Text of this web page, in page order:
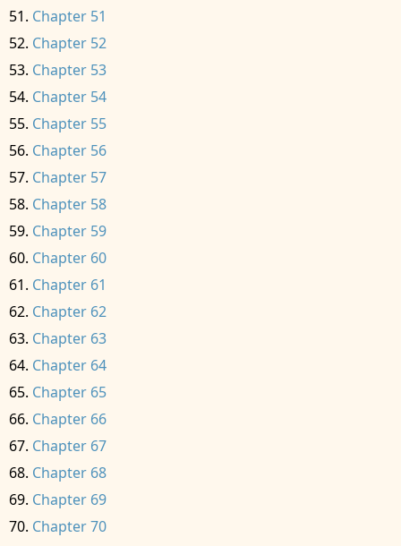
Chapter 51
Chapter 52
Chapter 53
Chapter 54
Chapter 55
Chapter 56
Chapter 57
Chapter 58
Chapter 59
Chapter 60
Chapter 61
Chapter 62
Chapter 63
Chapter 64
Chapter 65
Chapter 66
Chapter 67
Chapter 68
Chapter 69
Chapter 70